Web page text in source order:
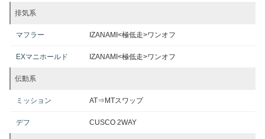
排気系
マフラー IZANAMI<極低走>ワンオフ
EXマニホールド IZANAMI<極低走>ワンオフ
伝動系
ミッション AT⇒MTスワップ
デフ CUSCO 2WAY